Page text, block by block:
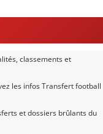
classements et
les infos Transfert football
et dossiers brûlants du